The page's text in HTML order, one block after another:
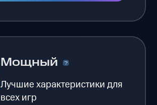
Мощный
Лучшие характеристики для
всех игр